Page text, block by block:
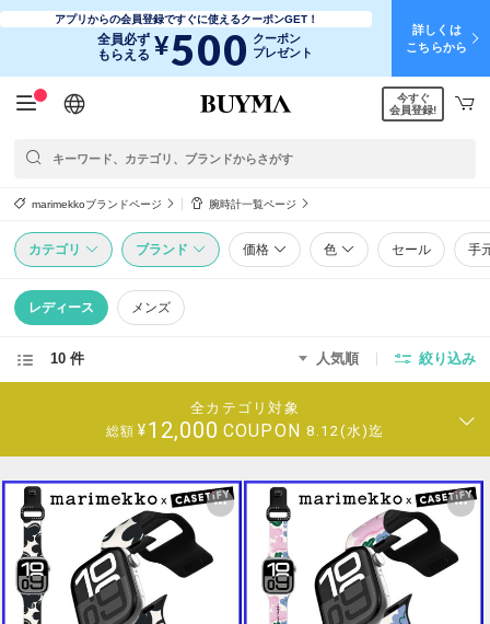
アプリからの会員登録ですぐに使えるクーポンGET！
全員必ず
もらえる ¥500 クーポン
プレゼント
詳しくは
こちらから
日本語
English
简体中文
繁體中文
今すぐ
会員登録!
marimekkoブランドページ 腕時計一覧ページ
カテゴリ ブランド 価格 色 セール 手
レディース メンズ
10 件 人気順 絞り込み
全カテゴリ対象
総額 ¥12,000 COUPON 8.12(水)迄